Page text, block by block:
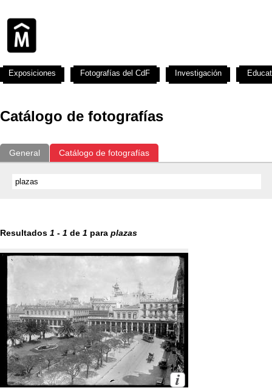
Catálogo de fotografías
General Catálogo de fotografías
Resultados 1 - 1 de 1 para plazas
Exposiciones Fotografías del CdF Investigación